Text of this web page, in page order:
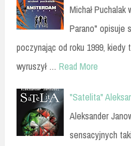
Michał
Parano" opisuje
poczynając od roku 1999,
wyruszył … Read More
"Satelita"
Aleksander
sensacyjnych